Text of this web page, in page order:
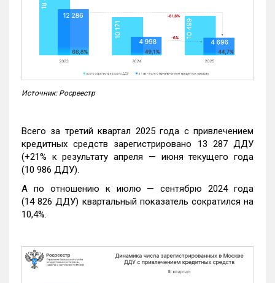
Источник: Росреестр
Всего за третий квартал 2025 года с привлечением
кредитных средств зарегистрировано 13 287 ДДУ
(+21% к результату апреля — июня текущего года
(10 986 ДДУ).
А по отношению к июлю — сентябрю 2024 года
(14 826 ДДУ) квартальный показатель сократился на
10,4%.